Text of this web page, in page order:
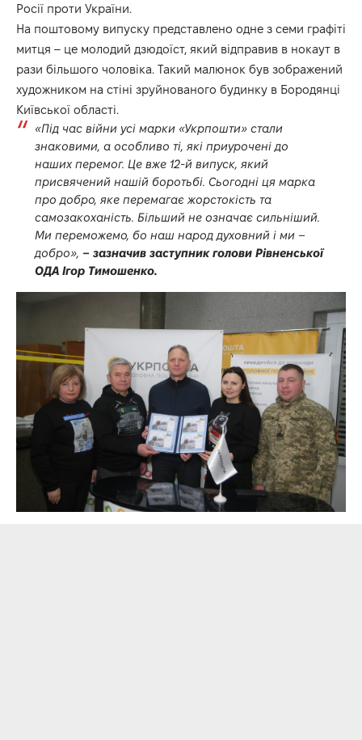
Росії проти України.
На поштовому випуску представлено одне з семи графіті
митця – це молодий дзюдоїст, який відправив в нокаут в
рази більшого чоловіка. Такий малюнок був зображений
художником на стіні зруйнованого будинку в Бородянці
Київської області.
«Під час війни усі марки «Укрпошти» стали
знаковими, а особливо ті, які приурочені до
наших перемог. Це вже 12-й випуск, який
присвячений нашій боротьбі. Сьогодні ця марка
про добро, яке перемагає жорстокість та
самозакоханість. Більший не означає сильніший.
Ми переможемо, бо наш народ духовний і ми –
добро», – зазначив заступник голови Рівненської
ОДА Ігор Тимошенко.